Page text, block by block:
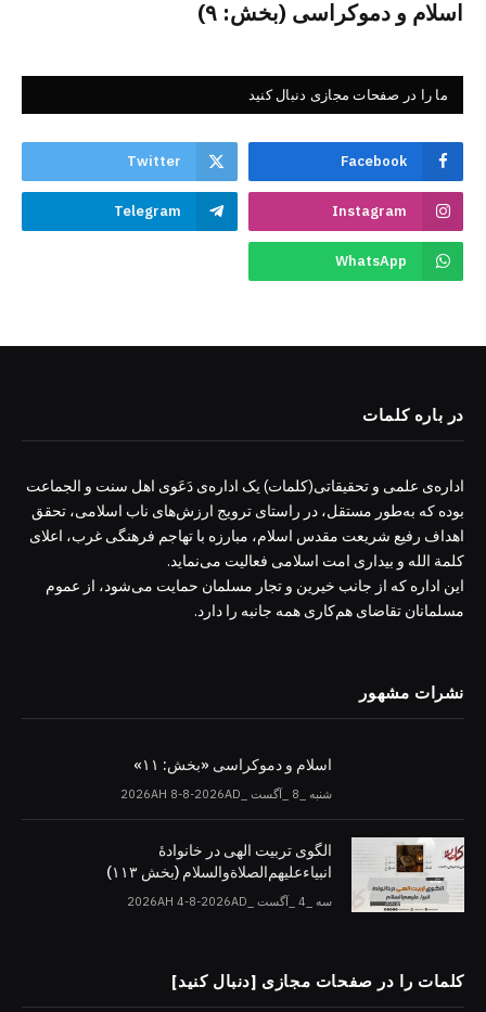
اسلام و دموکراسی (بخش: ۹)
ما را در صفحات مجازی دنبال کنید
Facebook
Twitter
Instagram
Telegram
WhatsApp
در باره کلمات
اداره‌ی علمی و تحقیقاتی(کلمات) یک اداره‌ی دَعَوی اهل سنت و الجماعت
بوده که به‌طور مستقل، در راستای ترویج ارزش‌های ناب اسلامی، تحقق
اهداف رفیع شریعت مقدس اسلام، مبارزه با تهاجم فرهنگی غرب، اعلای
کلمة الله و بیداری امت اسلامی فعالیت می‌نماید.
این اداره که از جانب خیرین و تجار مسلمان حمایت می‌شود، از عموم
مسلمانان تقاضای هم‌کاری همه جانبه را دارد.
نشرات مشهور
اسلام و دموکراسی «بخش: ۱۱»
شنبه _8 _آگست _2026AH 8-8-2026AD
الگوی تربیت الهی در خانوادۀ
انبیاءعلیهم‌الصلاةو‌السلام (بخش ۱۱۳)
سه _4 _آگست _2026AH 4-8-2026AD
کلمات را در صفحات مجازی [دنبال کنید]